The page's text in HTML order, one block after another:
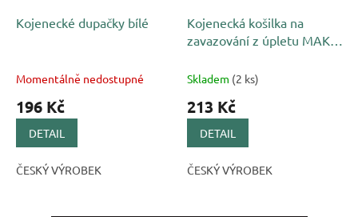
Kojenecké dupačky bílé
Momentálně nedostupné
196 Kč
DETAIL
ČESKÝ VÝROBEK
Kojenecká košilka na
zavazování z úpletu MAKO
Skladem (2 ks)
213 Kč
DETAIL
ČESKÝ VÝROBEK